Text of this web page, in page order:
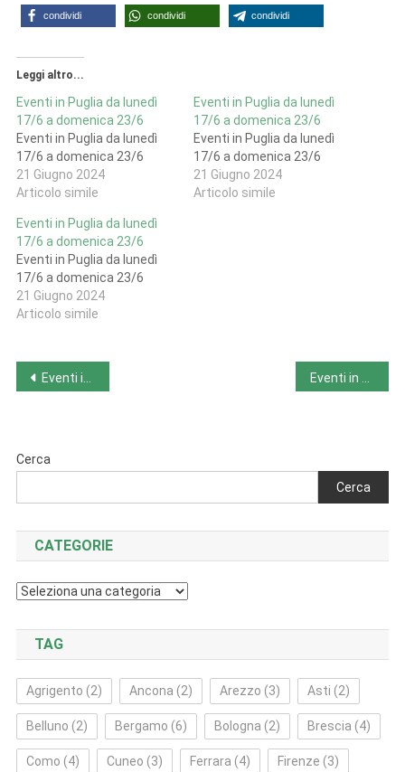
condividi condividi condividi
Leggi altro...
Eventi in Puglia da lunedì
17/6 a domenica 23/6
Eventi in Puglia da lunedì
17/6 a domenica 23/6
21 Giugno 2024
Articolo simile
Eventi in Puglia da lunedì
17/6 a domenica 23/6
Eventi in Puglia da lunedì
17/6 a domenica 23/6
21 Giugno 2024
Articolo simile
Eventi in Puglia da lunedì
17/6 a domenica 23/6
Eventi in Puglia da lunedì
17/6 a domenica 23/6
21 Giugno 2024
Articolo simile
Navigazione
Eventi in Piemonte da lunedì 17/6 a domenica 23/6
Cerca
Cerca
CATEGORIE
Categorie
TAG
Agrigento (2) Ancona (2) Arezzo (3) Asti (2)
Belluno (2) Bergamo (6) Bologna (2) Brescia (4)
Como (4) Cuneo (3) Ferrara (4) Firenze (3)